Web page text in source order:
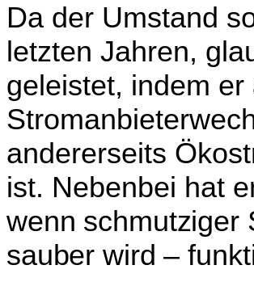
Da der Umstand
letzten Jahren,
geleistet, indem
andererseits
ist. Nebenbei hat
wenn schmutziger
sauber wird – funk­